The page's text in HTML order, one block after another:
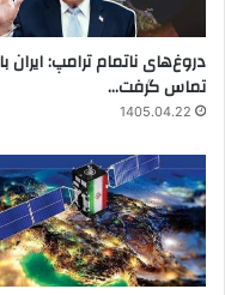
دروغ‌های ناتمام ترامپ: ایران
تماس گرفت…
1405.04.22